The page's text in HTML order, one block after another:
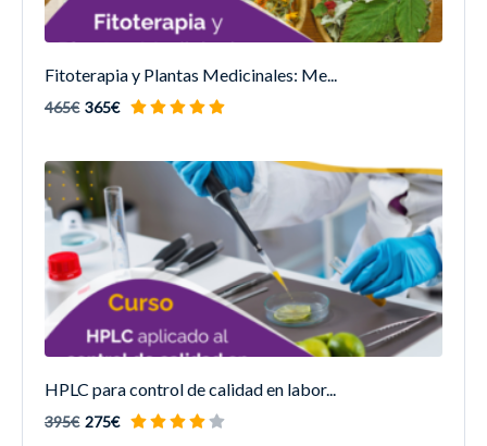
Fitoterapia y Plantas Medicinales: Me...
465€ 365€
HPLC para control de calidad en labor...
395€ 275€